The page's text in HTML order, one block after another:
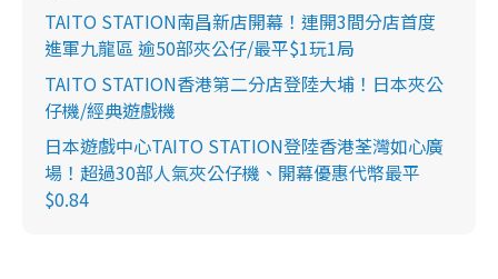
TAITO STATION南昌新店開幕！連開3間分店首度
進軍九龍區 逾50部夾公仔/最平$1玩1局
TAITO STATION香港第二分店登陸大埔！日本夾公
仔機/經典遊戲機
日本遊戲中心TAITO STATION登陸香港荃灣如心廣
場！超過30部人氣夾公仔機、開幕優惠代幣最平
$0.84